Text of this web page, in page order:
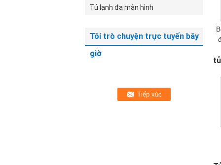
Tủ lạnh đa màn hình
Tôi trò chuyện trực tuyến bây
giờ